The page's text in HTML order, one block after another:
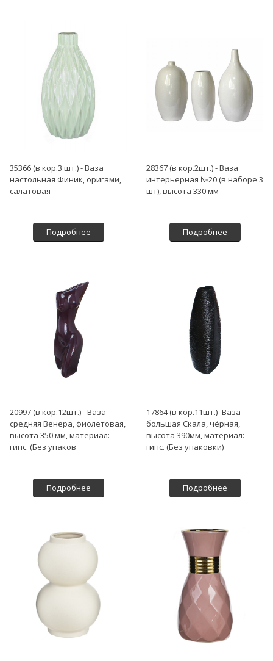
35366 (в кор.3 шт.) - Ваза
настольная Финик, оригами,
салатовая
Подробнее
28367 (в кор.2шт.) - Ваза
интерьерная №20 (в наборе 3
шт), высота 330 мм
Подробнее
20997 (в кор.12шт.) - Ваза
средняя Венера, фиолетовая,
высота 350 мм, материал:
гипс. (Без упаков
Подробнее
17864 (в кор.11шт.) -Ваза
большая Скала, чёрная,
высота 390мм, материал:
гипс. (Без упаковки)
Подробнее